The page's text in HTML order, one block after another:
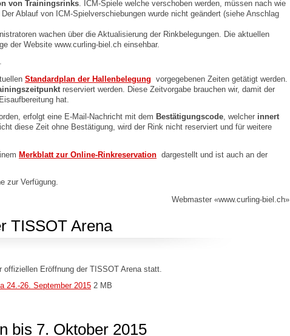
von Trainingsrinks . ICM-Spiele welche verschoben werden, müssen nach wie
Ablauf von ICM-Spielverschiebungen wurde nicht geändert (siehe Anschlag
wachen über die Aktualisierung der Rinkbelegungen. Die aktuellen
der Website www.curling-biel.ch einsehbar.
Standardplan der Hallenbelegung vorgegebenen Zeiten getätigt werden.
reserviert werden. Diese Zeitvorgabe brauchen wir, damit der
hat.
erfolgt eine E-Mail-Nachricht mit dem Bestätigungscode, welcher innert
diese Zeit ohne Bestätigung, wird der Rink nicht reserviert und für weitere
Merkblatt zur Online-Rinkreservation dargestellt und ist auch an der
zur Verfügung.
Webmaster «www.curling-biel.ch»
TISSOT Arena
Eröffnung der TISSOT Arena statt.
24.-26. September 2015 2 MB
bis 7. Oktober 2015